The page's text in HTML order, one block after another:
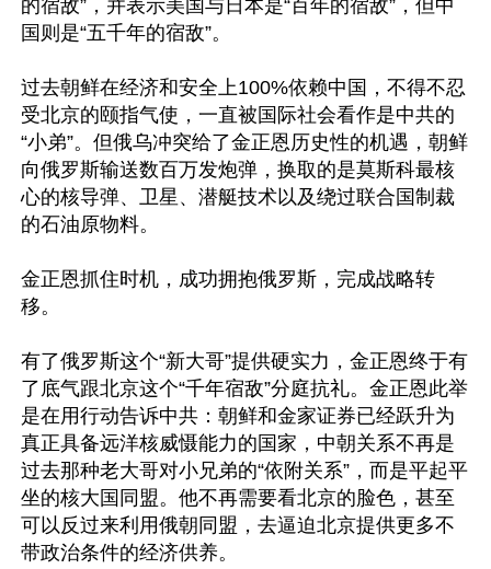
的宿敌”，并表示美国与日本是“百年的宿敌”，但中
国则是“五千年的宿敌”。
过去朝鲜在经济和安全上100%依赖中国，不得不忍
受北京的颐指气使，一直被国际社会看作是中共的
“小弟”。但俄乌冲突给了金正恩历史性的机遇，朝鲜
向俄罗斯输送数百万发炮弹，换取的是莫斯科最核
心的核导弹、卫星、潜艇技术以及绕过联合国制裁
的石油原物料。
金正恩抓住时机，成功拥抱俄罗斯，完成战略转
移。
有了俄罗斯这个“新大哥”提供硬实力，金正恩终于有
了底气跟北京这个“千年宿敌”分庭抗礼。金正恩此举
是在用行动告诉中共：朝鲜和金家证券已经跃升为
真正具备远洋核威慑能力的国家，中朝关系不再是
过去那种老大哥对小兄弟的“依附关系”，而是平起平
坐的核大国同盟。他不再需要看北京的脸色，甚至
可以反过来利用俄朝同盟，去逼迫北京提供更多不
带政治条件的经济供养。